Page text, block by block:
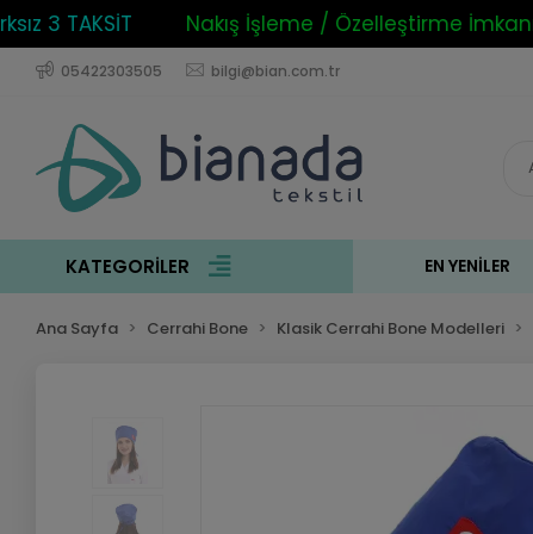
3 TAKSİT Nakış İşleme / Özelleştirme İmkanı
05422303505 bilgi@bian.com.tr
KATEGORİLER EN YENILER
Ana Sayfa Cerrahi Bone Klasik Cerrahi Bone Modelleri